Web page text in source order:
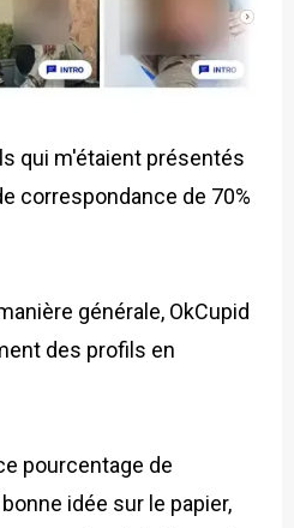
qui m'étaient présentés
correspondance de 70%
générale, OkCupid
des profils en
pourcentage de
idée sur le papier,